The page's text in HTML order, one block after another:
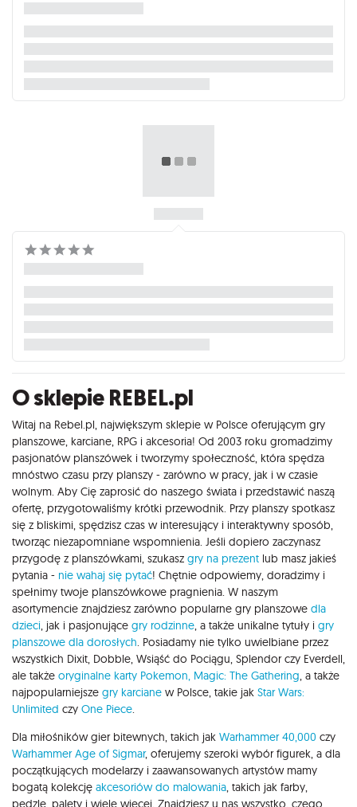
O sklepie REBEL.pl
Witaj na Rebel.pl, największym sklepie w Polsce oferującym gry
planszowe, karciane, RPG i akcesoria! Od 2003 roku gromadzimy
pasjonatów planszówek i tworzymy społeczność, która spędza
mnóstwo czasu przy planszy - zarówno w pracy, jak i w czasie
wolnym. Aby Cię zaprosić do naszego świata i przedstawić naszą
ofertę, przygotowaliśmy krótki przewodnik. Przy planszy spotkasz
się z bliskimi, spędzisz czas w interesujący i interaktywny sposób,
tworząc niezapomniane wspomnienia. Jeśli dopiero zaczynasz
przygodę z planszówkami, szukasz gry na prezent lub masz jakieś
pytania - nie wahaj się pytać! Chętnie odpowiemy, doradzimy i
spełnimy twoje planszówkowe pragnienia. W naszym
asortymencie znajdziesz zarówno popularne gry planszowe dla
dzieci, jak i pasjonujące gry rodzinne, a także unikalne tytuły i gry
planszowe dla dorosłych. Posiadamy nie tylko uwielbiane przez
wszystkich Dixit, Dobble, Wsiąść do Pociągu, Splendor czy Everdell,
ale także oryginalne karty Pokemon, Magic: The Gathering, a także
najpopularniejsze gry karciane w Polsce, takie jak Star Wars:
Unlimited czy One Piece.
Dla miłośników gier bitewnych, takich jak Warhammer 40,000 czy
Warhammer Age of Sigmar, oferujemy szeroki wybór figurek, a dla
początkujących modelarzy i zaawansowanych artystów mamy
bogatą kolekcję akcesoriów do malowania, takich jak farby,
pędzle, palety i wiele więcej. Znajdziesz u nas wszystko, czego